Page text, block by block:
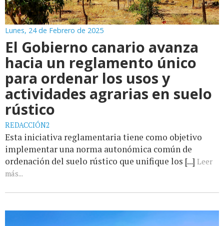
Lunes, 24 de Febrero de 2025
El Gobierno canario avanza
hacia un reglamento único
para ordenar los usos y
actividades agrarias en suelo
rústico
REDACCIÓN2
Esta iniciativa reglamentaria tiene como objetivo
implementar una norma autonómica común de
ordenación del suelo rústico que unifique los [...] Leer
más...